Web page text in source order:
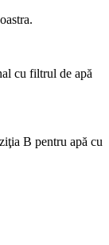
cu filtrul de apă
B pentru apă cu